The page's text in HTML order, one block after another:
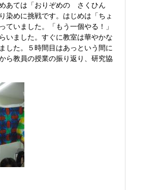
あては「おりぞめの さくひん
めに挑戦です。はじめは「ちょ
いました。「もう一個やる！」
いました。すぐに教室は華やかな
した。５時間目はあっという間に
ら教員の授業の振り返り、研究協